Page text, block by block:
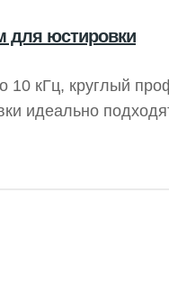
для юстировки
кГц, круглый
идеально
используются в